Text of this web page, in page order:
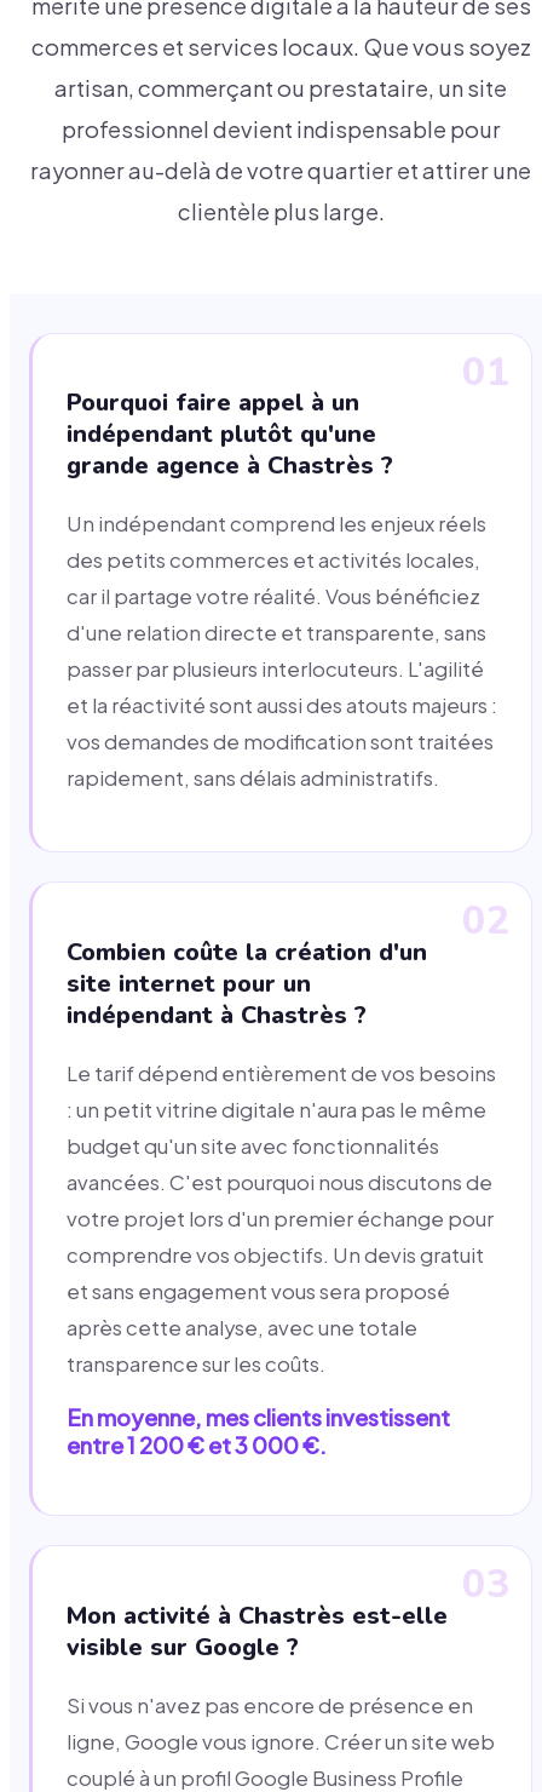
mérite une présence digitale à la hauteur de ses
commerces et services locaux. Que vous soyez
artisan, commerçant ou prestataire, un site
professionnel devient indispensable pour
rayonner au-delà de votre quartier et attirer une
clientèle plus large.
01
Pourquoi faire appel à un
indépendant plutôt qu'une
grande agence à Chastrès ?
Un indépendant comprend les enjeux réels
des petits commerces et activités locales,
car il partage votre réalité. Vous bénéficiez
d'une relation directe et transparente, sans
passer par plusieurs interlocuteurs. L'agilité
et la réactivité sont aussi des atouts majeurs :
vos demandes de modification sont traitées
rapidement, sans délais administratifs.
02
Combien coûte la création d'un
site internet pour un
indépendant à Chastrès ?
Le tarif dépend entièrement de vos besoins
: un petit vitrine digitale n'aura pas le même
budget qu'un site avec fonctionnalités
avancées. C'est pourquoi nous discutons de
votre projet lors d'un premier échange pour
comprendre vos objectifs. Un devis gratuit
et sans engagement vous sera proposé
après cette analyse, avec une totale
transparence sur les coûts.
En moyenne, mes clients investissent
entre 1 200 € et 3 000 €.
03
Mon activité à Chastrès est-elle
visible sur Google ?
Si vous n'avez pas encore de présence en
ligne, Google vous ignore. Créer un site web
couplé à un profil Google Business Profile